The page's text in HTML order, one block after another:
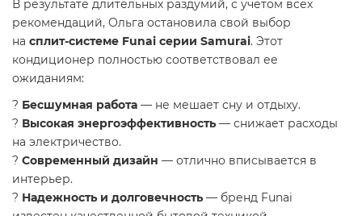
В результате длительных раздумий, с учетом всех
рекомендаций, Ольга остановила свой выбор
на сплит-системе Funai серии Samurai. Этот
кондиционер полностью соответствовал ее
ожиданиям:
? Бесшумная работа — не мешает сну и отдыху.
? Высокая энергоэффективность — снижает расходы
на электричество.
? Современный дизайн — отлично вписывается в
интерьер.
? Надежность и долговечность — бренд Funai